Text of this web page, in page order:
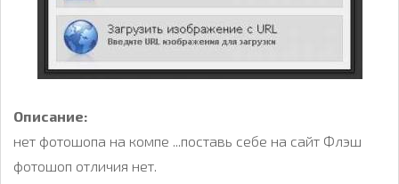
Описание:
нет фотошопа на компе ...поставь себе на сайт Флэш
фотошоп отличия нет.